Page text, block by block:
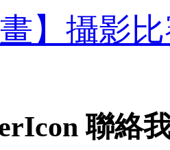
畫】攝影
聯絡